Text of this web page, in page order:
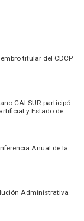
titular del CDCP
CALSUR participó
y Estado de
Anual de la
Administrativa